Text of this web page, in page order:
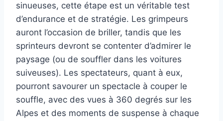
sinueuses, cette étape est un véritable test
d’endurance et de stratégie. Les grimpeurs
auront l’occasion de briller, tandis que les
sprinteurs devront se contenter d’admirer le
paysage (ou de souffler dans les voitures
suiveuses). Les spectateurs, quant à eux,
pourront savourer un spectacle à couper le
souffle, avec des vues à 360 degrés sur les
Alpes et des moments de suspense à chaque